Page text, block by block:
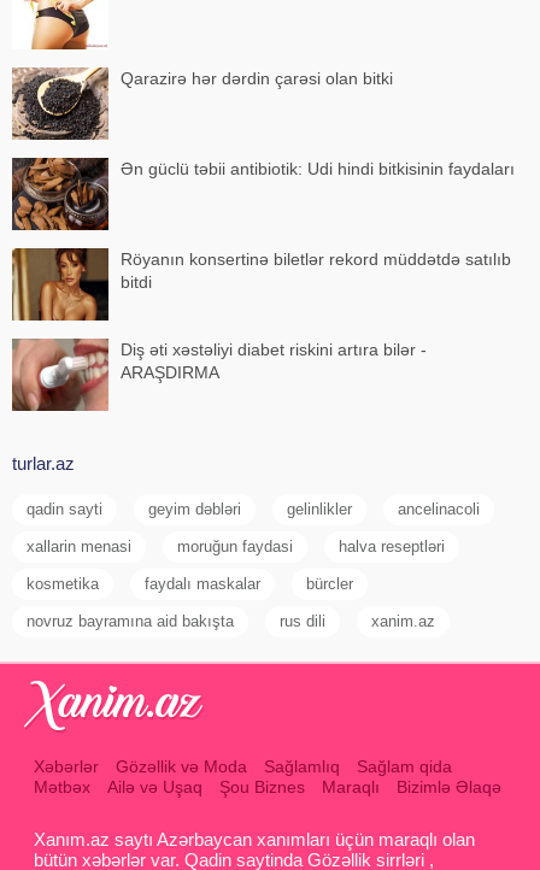
Qarazirə hər dərdin çarəsi olan bitki
Ən güclü təbii antibiotik: Udi hindi bitkisinin faydaları
Röyanın konsertinə biletlər rekord müddətdə satılıb
bitdi
Diş əti xəstəliyi diabet riskini artıra bilər -
ARAŞDIRMA
turlar.az
qadin sayti geyim dəbləri gelinlikler ancelinacoli
xallarin menasi moruğun faydasi halva reseptləri
kosmetika faydalı maskalar bürcler
novruz bayramına aid bakışta rus dili xanim.az
Xəbərlər Gözəllik və Moda Sağlamlıq
Sağlam qida
Mətbəx
Ailə və Uşaq Şou Biznes Maraqlı Bizimlə Əlaqə
Xanım.az saytı Azərbaycan xanımları üçün maraqlı olan
bütün xəbərlər var. Qadin saytinda Gözəllik sirrləri ,